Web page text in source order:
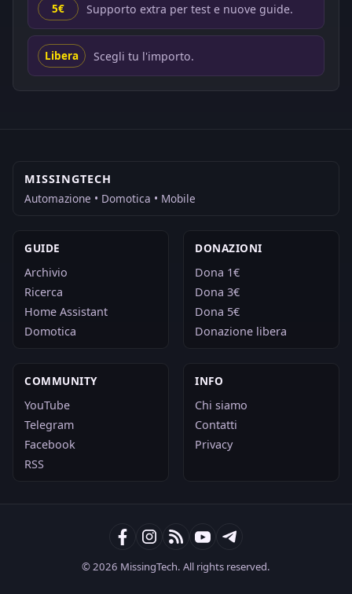
5€ Supporto extra per test e nuove guide.
Libera Scegli tu l'importo.
MISSINGTECH
Automazione • Domotica • Mobile
GUIDE
Archivio
Ricerca
Home Assistant
Domotica
DONAZIONI
Dona 1€
Dona 3€
Dona 5€
Donazione libera
COMMUNITY
YouTube
Telegram
Facebook
RSS
INFO
Chi siamo
Contatti
Privacy
© 2026 MissingTech. All rights reserved.